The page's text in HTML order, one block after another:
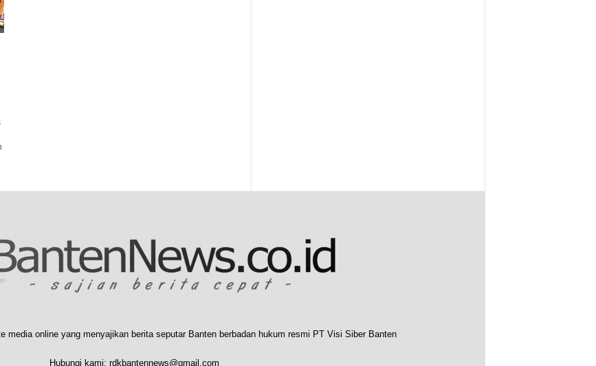
media online yang menyajikan berita seputar Banten berbadan hukum resmi PT Visi Siber Banten
Hubungi kami: rdkbantennews@gmail.com